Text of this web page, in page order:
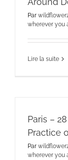
Par
wherever you
Lire la suite
Paris –
Practice
Par
wherever you